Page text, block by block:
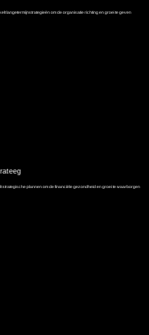
langetermijnstrategieën om de organisatie richting en groei te geven
strategische plannen om de financiële gezondheid en groei te waarborgen